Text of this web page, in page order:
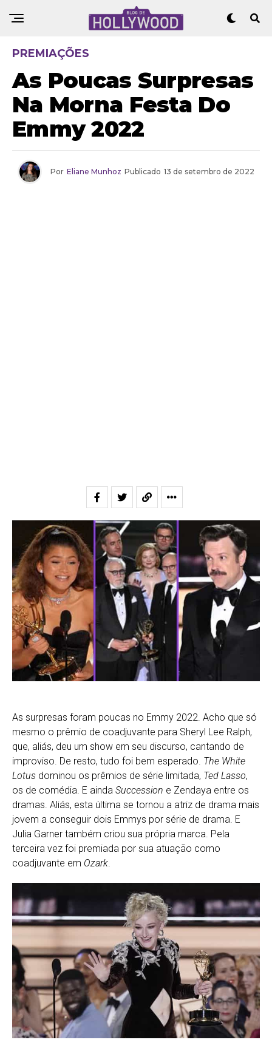
PREMIAÇÕES
As Poucas Surpresas
Na Morna Festa Do
Emmy 2022
Por Eliane Munhoz Publicado 13 de setembro de 2022
As surpresas foram poucas no Emmy 2022. Acho que só
mesmo o prêmio de coadjuvante para Sheryl Lee Ralph,
que, aliás, deu um show em seu discurso, cantando de
improviso. De resto, tudo foi bem esperado. The White
Lotus dominou os prêmios de série limitada, Ted Lasso,
os de comédia. E ainda Succession e Zendaya entre os
dramas. Aliás, esta última se tornou a atriz de drama mais
jovem a conseguir dois Emmys por série de drama. E
Julia Garner também criou sua própria marca. Pela
terceira vez foi premiada por sua atuação como
coadjuvante em Ozark